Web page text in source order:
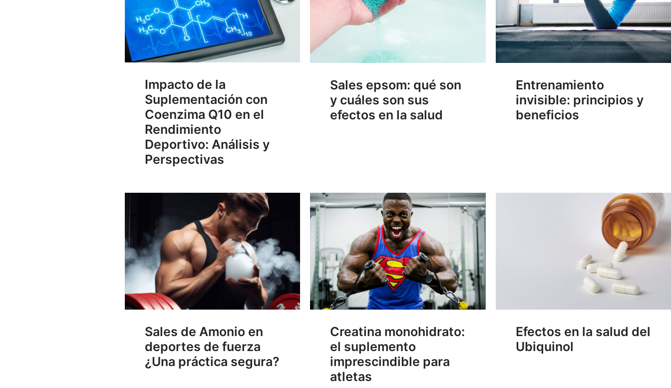
Impacto de la
Suplementación con
Coenzima Q10 en el
Rendimiento
Deportivo: Análisis y
Perspectivas
Sales epsom: qué son
y cuáles son sus
efectos en la salud
Entrenamiento
invisible: principios y
beneficios
Sales de Amonio en
deportes de fuerza
¿Una práctica segura?
Creatina monohidrato:
el suplemento
imprescindible para
atletas
Efectos en la salud del
Ubiquinol